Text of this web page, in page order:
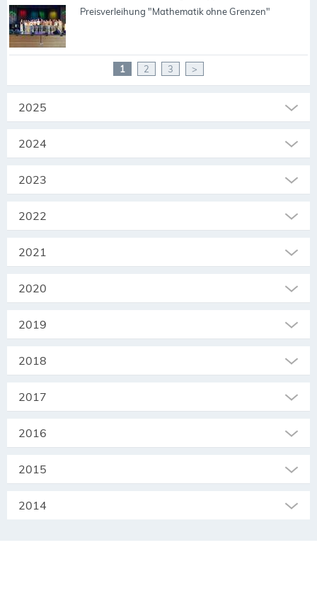
Preisverleihung "Mathematik ohne Grenzen"
1 2 3 >
2025
2024
2023
2022
2021
2020
2019
2018
2017
2016
2015
2014